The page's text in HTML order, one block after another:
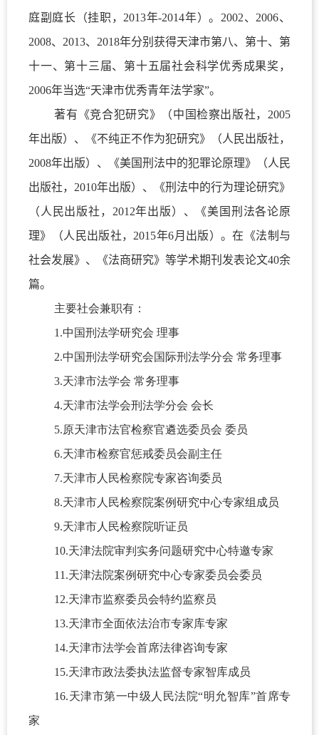
庭副庭长（挂职， 2013年-2014年）。 2002、 2006、
2008、 2013、 2018年分别获得天津市第八、第十、第
十一、第十三届、第十五届社会科学优秀成果奖，
2006年当选“天津市优秀青年法学家”。
著有《竞合犯研究》（中国检察出版社， 2005
年出版）、《不纯正不作为犯研究》（人民出版社，
2008年出版）、《美国刑法中的犯罪论原理》（人民
出版社， 2010年出版）、《刑法中的行为理论研究》
（人民出版社， 2012年出版）、《美国刑法各论原
理》（人民出版社， 2015年6月出版）。在《法制与
社会发展》、《法商研究》等学术期刊发表论文40余
篇。
主要社会兼职有：
1.中国刑法学研究会 理事
2.中国刑法学研究会国际刑法学分会 常务理事
3.天津市法学会 常务理事
4.天津市法学会刑法学分会 会长
5.原天津市法官检察官遴选委员会 委员
6.天津市检察官惩戒委员会副主任
7.天津市人民检察院专家咨询委员
8.天津市人民检察院案例研究中心专家组成员
9.天津市人民检察院听证员
10.天津法院审判实务问题研究中心特邀专家
11.天津法院案例研究中心专家委员会委员
12.天津市监察委员会特约监察员
13.天津市全面依法治市专家库专家
14.天津市法学会首席法律咨询专家
15.天津市政法委执法监督专家智库成员
16.天津市第一中级人民法院“明允智库”首席专
家